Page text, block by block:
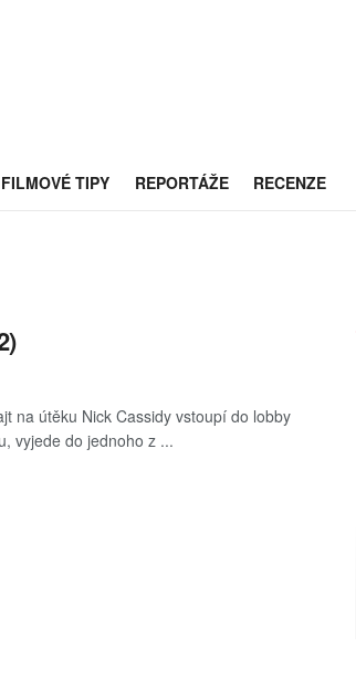
FILMOVÉ TIPY REPORTÁŽE RECENZE
na útěku Nick Cassidy vstoupí do lobby
vyjede do jednoho z ...